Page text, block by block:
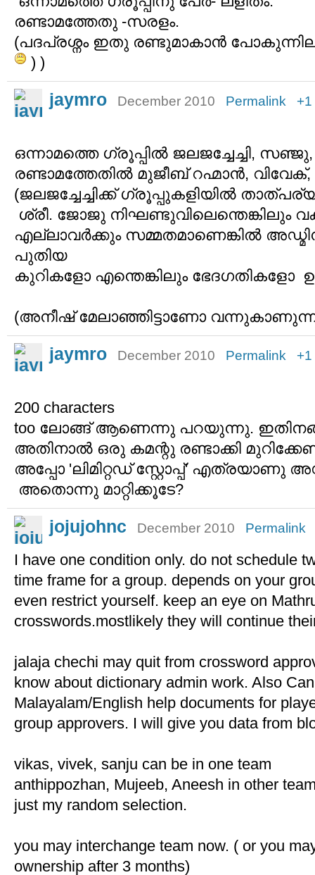
രണ്ടാമത്തേതു -സരളം.
(പദപ്രശ്നം ഇതു രണ്ടുമാകാൻ
) )
jaymro December 2010 Permalink +1
ഒന്നാമത്തെ ഗ്രൂപ്പിൽ ജലജച്ചേച്ചി,
രണ്ടാമത്തേതിൽ മുജീബ് റഹ്മാൻ,
(ജലജച്ചേച്ചിക്ക് ഗ്രൂപ്പുകളിയിൽ
ശ്രീ. ജോജു നിഘണ്ടുവിലെന്തെങ്കിലും
എല്ലാവർക്കും സമ്മതമാണെങ്കിൽ
പുതിയ
കുറികളോ എന്തെങ്കിലും ഭേദഗതികളോ
(അനീഷ് മേലാഞ്ഞിട്ടാണോ
jaymro December 2010 Permalink +1
200 characters
too ലോങ്ങ് ആണെന്നു പറയുന്നു.
അതിനാൽ ഒരു കമന്റു രണ്ടാക്കി
അപ്പോ 'ലിമിറ്റഡ് സ്റ്റോപ്പ്' എത്രയാണു
അതൊന്നു മാറ്റിക്കൂടേ?
jojujohnc December 2010 Permalink
I have one condition only. do not schedule
time frame for a group. depends on your
even restrict yourself. keep an eye on
crosswords.mostlikely they will continue
jalaja chechi may quit from crossword
know about dictionary admin work. Also
Malayalam/English help documents for
group approvers. I will give you data from
vikas, vivek, sanju can be in one team
anthippozhan, Mujeeb, Aneesh in other
just my random selection.
you may interchange team now. ( or you
ownership after 3 months)